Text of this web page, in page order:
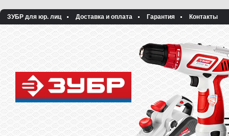
ЗУБР для юр. лиц Доставка и оплата Гарантия Контакты